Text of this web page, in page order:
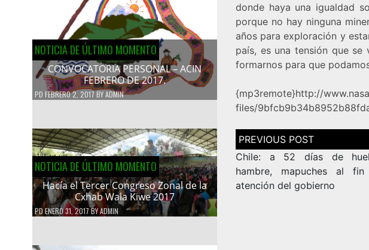
NOTICIA DE ÚLTIMO MOMENTO
CONVOCATORIA PERSONAL – ACIN
FEBRERO DE 2017.
PD FEBRERO 2, 2017BYADMIN
NOTICIA DE ÚLTIMO MOMENTO
Hacía el Tercer Congreso Zonal de la
Cxhab Wala Kiwe 2017
PDENERO 31, 2017BYADMIN
donde haya una igualdad
porque no hay ninguna
años para exploración y
país, es una tensión que
formarnos para que
{mp3remote}http://
files/
Navegación
de
entradas
Chile: a 52 días de
hambre, mapuches al fin
atención del gobierno